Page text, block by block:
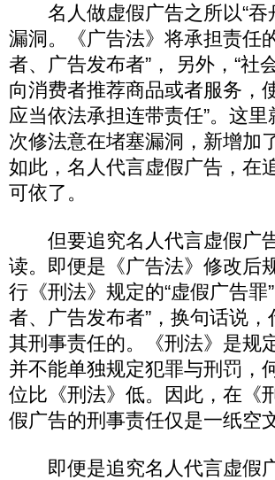
名人做虚假广告之所以“吞
漏洞。《广告法》将承担责任
者、广告发布者”， 另外，“
向消费者推荐商品或者服务，
应当依法承担连带责任”。这
次修法意在堵塞漏洞，新增加
如此，名人代言虚假广告，在
可依了。
但要追究名人代言虚假广
读。即便是《广告法》修改后
行《刑法》规定的“虚假广告
者、广告发布者”，换句话说
其刑事责任的。《刑法》是规
并不能单独规定犯罪与刑罚，
位比《刑法》低。因此，在《
假广告的刑事责任仅是一纸空文
即便是追究名人代言虚假